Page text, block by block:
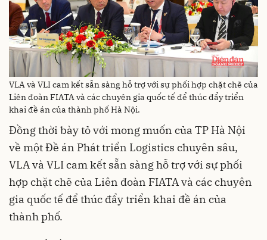
VLA và VLI cam kết sẵn sàng hỗ trợ với sự phối hợp chặt chẽ của
Liên đoàn FIATA và các chuyên gia quốc tế để thúc đẩy triển
khai đề án của thành phố Hà Nội.
Đồng thời bày tỏ với mong muốn của TP Hà Nội
về một Đề án Phát triển Logistics chuyên sâu,
VLA và VLI cam kết sẵn sàng hỗ trợ với sự phối
hợp chặt chẽ của Liên đoàn FIATA và các chuyên
gia quốc tế để thúc đẩy triển khai đề án của
thành phố.